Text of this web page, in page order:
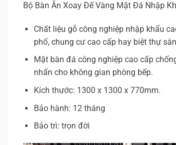
Bộ Bàn Ăn Xoay Đế Vàng Mặt Đá Nhập
Chất liệu gỗ công nghiệp nhập khẩu
phố, chung cư cao cấp hay biệt thự
Mặt bàn đá công nghiệp cao cấp
nhấn cho không gian phòng bếp.
Kích thước: 1300 x 1300 x 770mm.
Bảo hành: 12 tháng
Bảo trì: trọn đời